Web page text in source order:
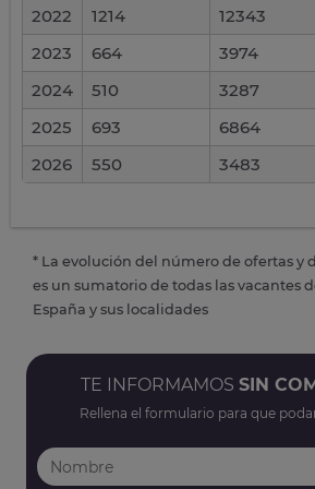
2022 1214
12343
2023
664
3974
2024
510
3287
2025
693
6864
2026
550 3483
* La evolución del número de ofertas y
es un sumatorio de todas las vacantes
España y sus localidades
TE INFORMAMOS SIN
Rellena el formulario para que